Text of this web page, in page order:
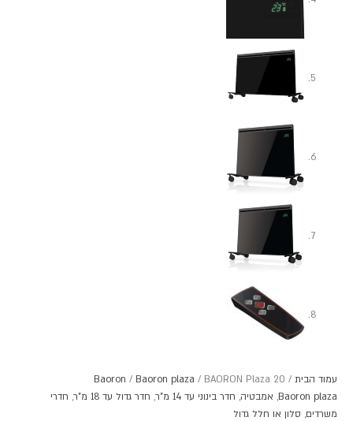
עמוד הבית /
Baoron / Baoron plaza / BAORON Plaza 20
Baoron plaza
, אמבטיה, חדר בינוני עד 14 מ"ר , חדר גדול עד 18 מ"ר , חדרי
משרדים, סלון או חלל גדול